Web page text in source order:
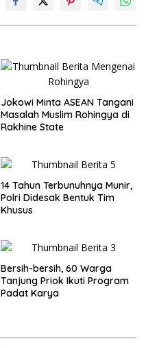
Jokowi Minta ASEAN Tangani
Masalah Muslim Rohingya di
Rakhine State
14 Tahun Terbunuhnya Munir,
Polri Didesak Bentuk Tim
Khusus
Bersih-bersih, 60 Warga
Tanjung Priok Ikuti Program
Padat Karya